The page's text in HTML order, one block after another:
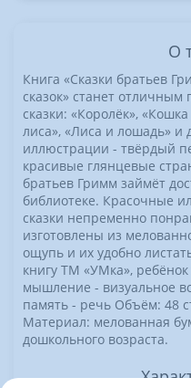
О
Книга «Сказки братьев
сказок» станет
сказки: «Королёк»,
лиса», «Лиса и лошадь»
иллюстрации - твёрдый
красивые глянцевые
братьев Гримм займёт
библиотеке. Красочные
сказки непременно
изготовлены из
ощупь и их удобно
книгу ТМ «УМка»,
мышление - визуальное
память - речь Объём: 48
Материал: мелованная
дошкольного возраста.